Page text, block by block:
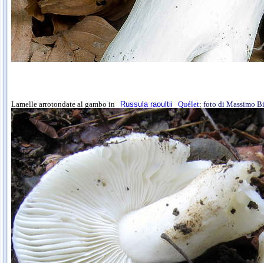
Lamelle arrotondate al gambo in Russula raoultii Quélet; foto di Massimo